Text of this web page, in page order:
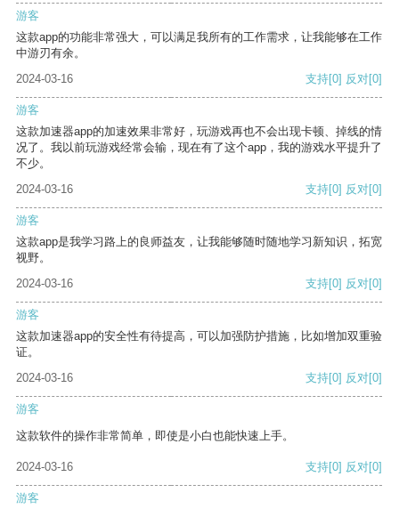
游客
这款app的功能非常强大，可以满足我所有的工作需求，让我能够在工作
中游刃有余。
2024-03-16
支持[0] 反对[0]
游客
这款加速器app的加速效果非常好，玩游戏再也不会出现卡顿、掉线的情
况了。我以前玩游戏经常会输，现在有了这个app，我的游戏水平提升了
不少。
2024-03-16
支持[0] 反对[0]
游客
这款app是我学习路上的良师益友，让我能够随时随地学习新知识，拓宽
视野。
2024-03-16
支持[0] 反对[0]
游客
这款加速器app的安全性有待提高，可以加强防护措施，比如增加双重验
证。
2024-03-16
支持[0] 反对[0]
游客
这款软件的操作非常简单，即使是小白也能快速上手。
2024-03-16 支持[0] 反对[0]
游客